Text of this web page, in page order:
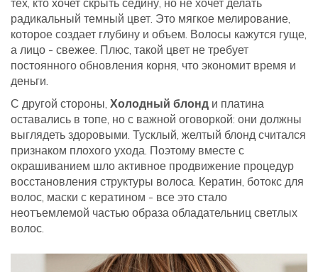
тех, кто хочет скрыть седину, но не хочет делать
радикальный темный цвет. Это мягкое мелирование,
которое создает глубину и объем. Волосы кажутся гуще,
а лицо - свежее. Плюс, такой цвет не требует
постоянного обновления корня, что экономит время и
деньги.
С другой стороны, Холодный блонд и платина
оставались в топе, но с важной оговоркой: они должны
выглядеть здоровыми. Тусклый, желтый блонд считался
признаком плохого ухода. Поэтому вместе с
окрашиванием шло активное продвижение процедур
восстановления структуры волоса. Кератин, ботокс для
волос, маски с кератином - все это стало
неотъемлемой частью образа обладательниц светлых
волос.